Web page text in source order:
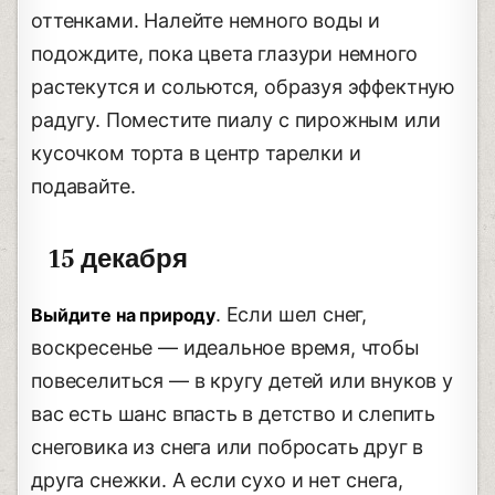
оттенками. Налейте немного воды и
подождите, пока цвета глазури немного
растекутся и сольются, образуя эффектную
радугу. Поместите пиалу с пирожным или
кусочком торта в центр тарелки и
подавайте.
15 декабря
Выйдите на природу. Если шел снег,
воскресенье — идеальное время, чтобы
повеселиться — в кругу детей или внуков у
вас есть шанс впасть в детство и слепить
снеговика из снега или побросать друг в
друга снежки. А если сухо и нет снега,